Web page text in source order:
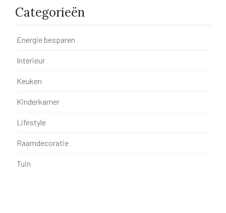
Categorieën
Energie besparen
Interieur
Keuken
Kinderkamer
Lifestyle
Raamdecoratie
Tuin